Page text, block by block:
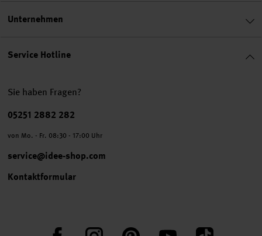
Service Hotline
Sie haben Fragen?
Telefonnummer
05251 2882 282
von Mo. - Fr. 08:30 - 17:00 Uhr
service@idee-shop.com
Kontaktformular
FacebookInstagram PinterestYouTube TikTok
Unternehmen